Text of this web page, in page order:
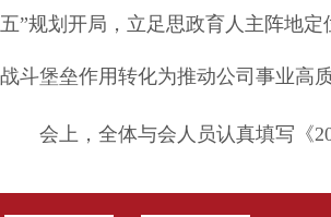
五”规划开局，立足思政育人主阵地
战斗堡垒作用转化为推动公司事业高
会上，全体与会人员认真填写《